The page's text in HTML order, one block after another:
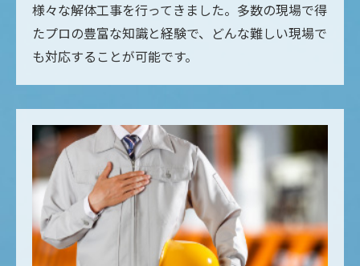
様々な解体工事を行ってきました。多数の現場で得
たプロの豊富な知識と経験で、どんな難しい現場で
も対応することが可能です。